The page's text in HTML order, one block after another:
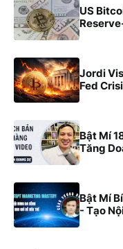
US
Jordi
Fed
Bật Mí
Tăng
Bật Mí
- Tạo